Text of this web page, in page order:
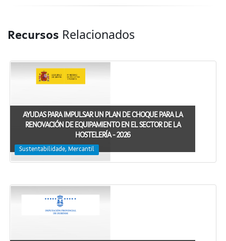
Recursos Relacionados
AYUDAS PARA IMPULSAR UN PLAN DE CHOQUE PARA LA
RENOVACIÓN DE EQUIPAMIENTO EN EL SECTOR DE LA
HOSTELERÍA - 2026
Sustentabilidade, Mercantil